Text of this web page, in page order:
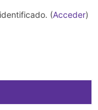
(Acceder)